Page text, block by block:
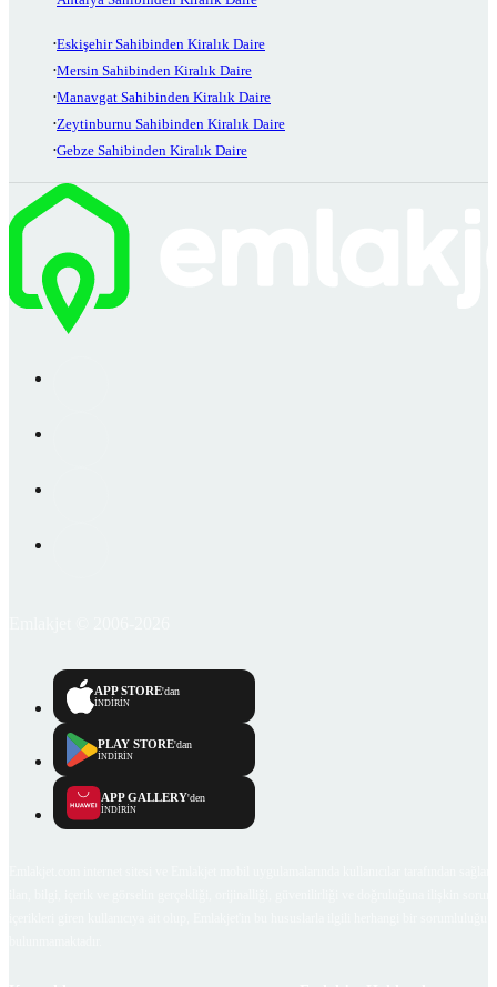
Eskişehir Sahibinden Kiralık Daire
Mersin Sahibinden Kiralık Daire
Manavgat Sahibinden Kiralık Daire
Zeytinburnu Sahibinden Kiralık Daire
Gebze Sahibinden Kiralık Daire
APP STORE'dan
İNDİRİN
PLAY STORE'dan
İNDİRİN
APP GALLERY'den
İNDİRİN